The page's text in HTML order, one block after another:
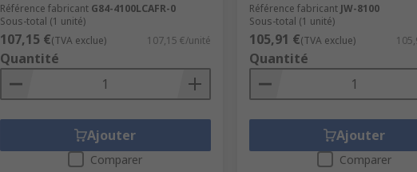
Référence fabricant G84-4100LCAFR-0
Sous-total (1 unité)
107,15 €(TVA exclue) 107,15 €/unité
Quantité
Ajouter
Comparer
Référence fabricant JW-8100
Sous-total (1 unité)
105,91 €(TVA exclue)
Quantité
Ajouter
Comparer